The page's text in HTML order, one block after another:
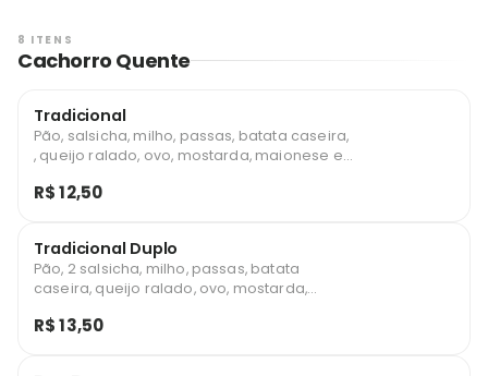
8 ITENS
Cachorro Quente
Tradicional
Pão, salsicha, milho, passas, batata caseira,
, queijo ralado, ovo, mostarda, maionese e
R$ 12,50
Tradicional Duplo
Pão, 2 salsicha, milho, passas, batata
caseira, queijo ralado, ovo, mostarda,
R$ 13,50